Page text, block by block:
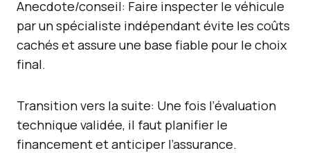
Anecdote/conseil: Faire inspecter le véhicule
par un spécialiste indépendant évite les coûts
cachés et assure une base fiable pour le choix
final.
Transition vers la suite: Une fois l’évaluation
technique validée, il faut planifier le
financement et anticiper l’assurance.